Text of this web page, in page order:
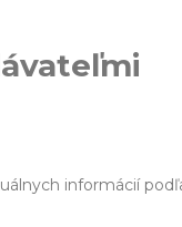
informácií